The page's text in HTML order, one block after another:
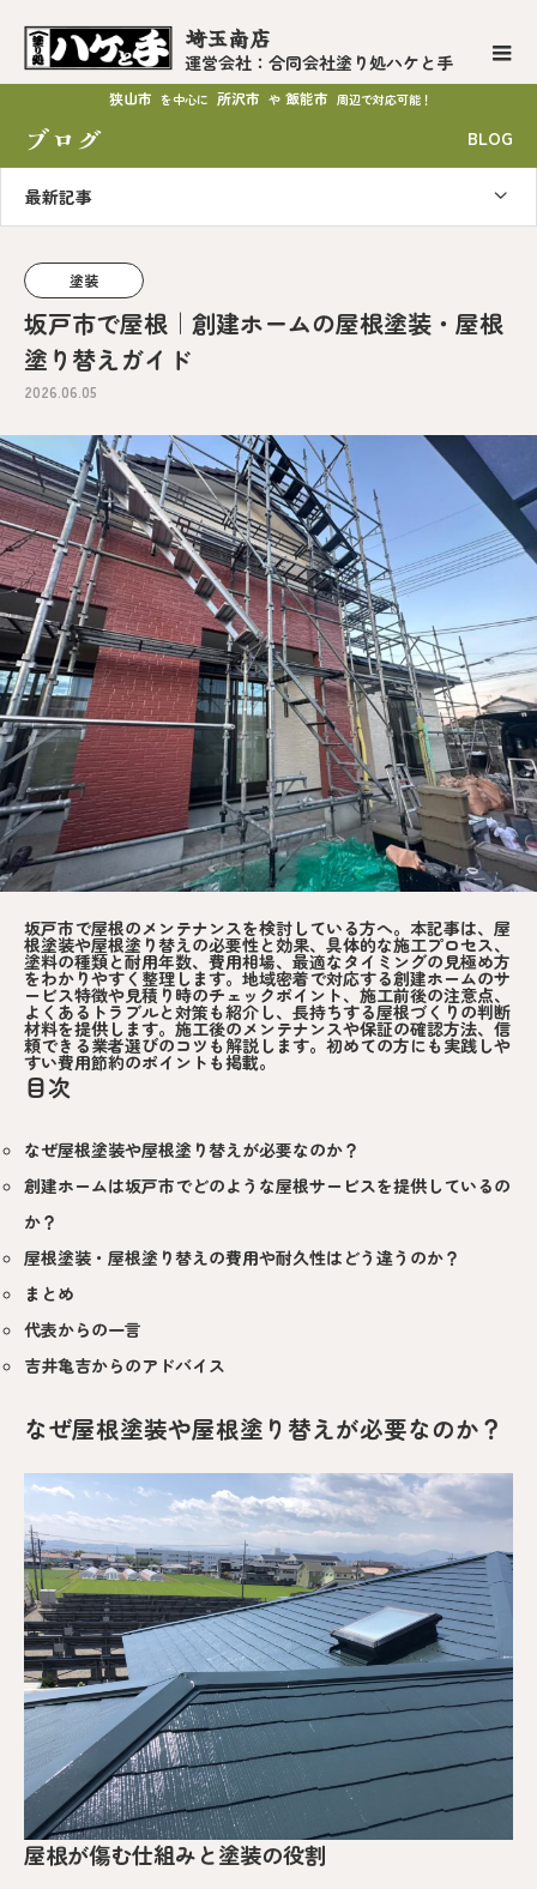
埼玉南店
運営会社：合同会社塗り処ハケと手
狭山市 を中心に 所沢市 や 飯能市 周辺で対応可能！
ブログ BLOG
最新記事
塗装
坂戸市で屋根｜創建ホームの屋根塗装・屋根
塗り替えガイド
2026.06.05
坂戸市で屋根のメンテナンスを検討している方へ。本記事は、屋
根塗装や屋根塗り替えの必要性と効果、具体的な施工プロセス、
塗料の種類と耐用年数、費用相場、最適なタイミングの見極め方
をわかりやすく整理します。地域密着で対応する創建ホームのサ
ービス特徴や見積り時のチェックポイント、施工前後の注意点、
よくあるトラブルと対策も紹介し、長持ちする屋根づくりの判断
材料を提供します。施工後のメンテナンスや保証の確認方法、信
頼できる業者選びのコツも解説します。初めての方にも実践しや
すい費用節約のポイントも掲載。
目次
なぜ屋根塗装や屋根塗り替えが必要なのか？
創建ホームは坂戸市でどのような屋根サービスを提供しているの
か？
屋根塗装・屋根塗り替えの費用や耐久性はどう違うのか？
まとめ
代表からの一言
吉井亀吉からのアドバイス
なぜ屋根塗装や屋根塗り替えが必要なのか？
屋根が傷む仕組みと塗装の役割